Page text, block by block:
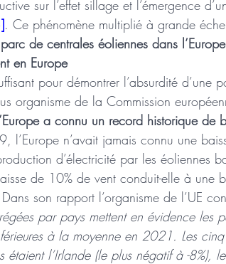
sur l’effet sillage et l’émergence
. Ce phénomène multiplié à grande
de centrales éoliennes dans
en Europe
pour démontrer l’absurdité d’une
organisme de la Commission
a connu un record historique de
l’Europe n’avait jamais connu une
d’électricité par les éoliennes
de 10% de vent conduit-elle à une
son rapport l’organisme de l’UE
par pays mettent en évidence les
à la moyenne en 2021. Les
l’Irlande (le plus négatif à -8%),